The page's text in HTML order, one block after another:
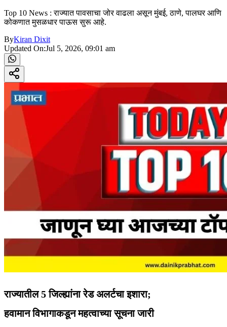
Top 10 News : राज्यात पावसाचा जोर वाढला असून मुंबई, ठाणे, पालघर आणि
कोकणात मुसळधार पाऊस सुरू आहे.
ByKiran Dixit
Updated On:Jul 5, 2026, 09:01 am
राज्यातील 5 जिल्ह्यांना रेड अलर्टचा इशारा;
हवामान विभागाकडून महत्वाच्या सूचना जारी